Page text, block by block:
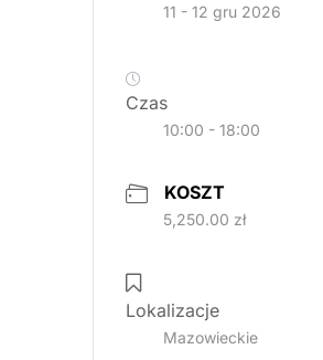
11 - 12 gru 2026
Czas
10:00 - 18:00
KOSZT
5,250.00 zł
Lokalizacje
Mazowieckie
przez
Annę
Babczyńską-